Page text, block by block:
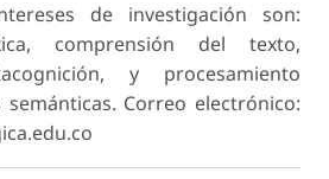
de investigación son:
comprensión del texto,
y procesamiento
Correo electrónico: